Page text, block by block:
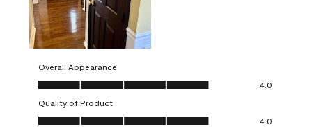
Overall Appearance
Overall Appearance, 4.0 out of 5
4.0
Quality of Product
Quality of Product, 4.0 out of 5
4.0